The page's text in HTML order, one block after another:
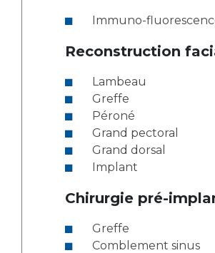
Immuno-
Reconstruction
Lambeau
Greffe
Péroné
Grand pectoral
Grand dorsal
Implant
Chirurgie pré-
Greffe
Comblement sinus